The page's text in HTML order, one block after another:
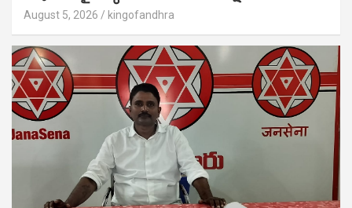
August 5, 2026 kingofandhra